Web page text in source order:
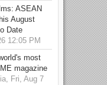
ASEAN
August
Date
12:05 PM
most
magazine
Fri, Aug 7